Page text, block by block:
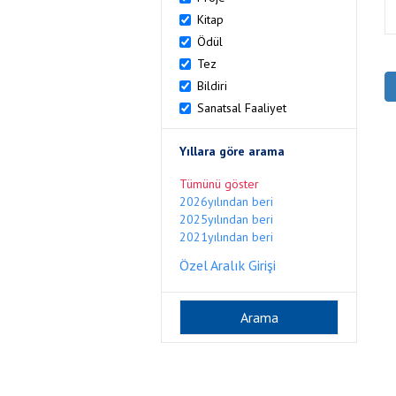
Kitap
Ödül
Tez
Bildiri
Sanatsal Faaliyet
Yıllara göre arama
Tümünü göster
2026yılından beri
2025yılından beri
2021yılından beri
Özel Aralık Girişi